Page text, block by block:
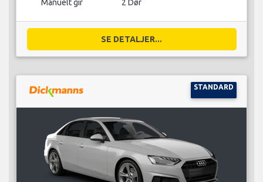
Manuelt gir 2 Dør
SE DETALJER...
STANDARD